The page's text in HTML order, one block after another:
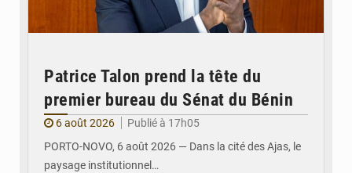
Patrice Talon prend la tête du
premier bureau du Sénat du Bénin
6 août 2026
Publié à 17h05
PORTO-NOVO, 6 août 2026 — Dans la cité des Ajas, le
paysage institutionnel…